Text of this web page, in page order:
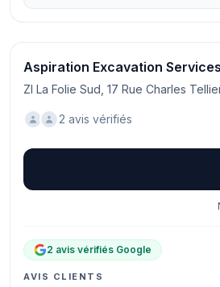
Aspiration Excavation Services
ZI La Folie Sud, 17 Rue Charles
2 avis vérifiés
2 avis vérifiés Google
AVIS CLIENTS